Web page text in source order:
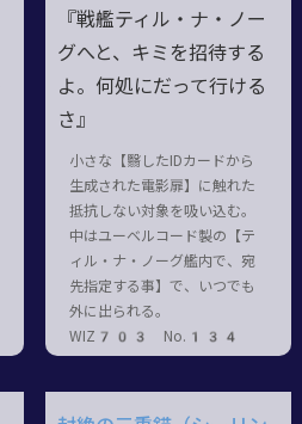
『戦艦ティル・ナ・ノー
グへと、キミを招待する
よ。何処にだって行ける
さ』
小さな【翳したIDカードから
生成された電影扉】に触れた
抵抗しない対象を吸い込む。
中はユーベルコード製の【テ
ィル・ナ・ノーグ艦内で、宛
先指定する事】で、いつでも
外に出られる。
WIZ703 No.134